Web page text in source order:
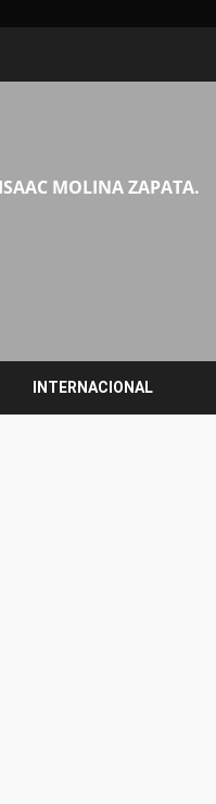
MOLINA ZAPATA.
INTERNACIONAL